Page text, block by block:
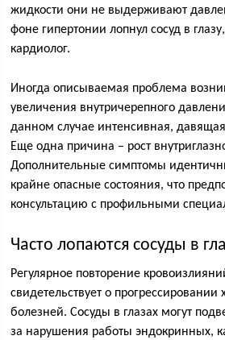
жидкости они не выдерживают
фоне гипертонии лопнул сосуд в
кардиолог.
Иногда описываемая проблема
увеличения внутричерепного
данном случае интенсивная,
Еще одна причина – рост
Дополнительные симптомы
крайне опасные состояния, что
консультацию с профильными
Часто лопаются сосуды в
Регулярное повторение
свидетельствует о прогрессировании
болезней. Сосуды в глазах могут
за нарушения работы эндокринных,